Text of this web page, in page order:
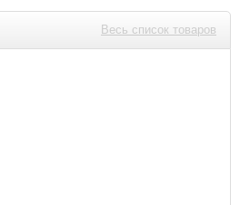
Весь список товаров